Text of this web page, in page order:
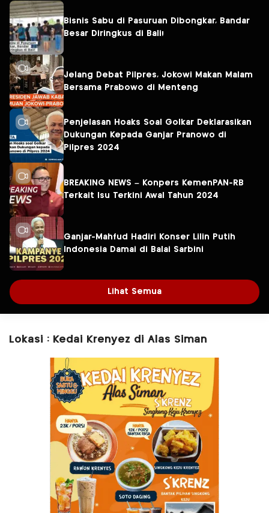
Bisnis Sabu di Pasuruan Dibongkar, Bandar
Besar Diringkus di Bali!
Jelang Debat Pilpres, Jokowi Makan Malam
Bersama Prabowo di Menteng
Penjelasan Hoaks Soal Golkar Deklarasikan
Dukungan Kepada Ganjar Pranowo di
Pilpres 2024
BREAKING NEWS – Konpers KemenPAN-RB
Terkait Isu Terkini Awal Tahun 2024
Ganjar-Mahfud Hadiri Konser Lilin Putih
Indonesia Damai di Balai Sarbini
Lihat Semua
Lokasi : Kedai Krenyez di Alas Siman